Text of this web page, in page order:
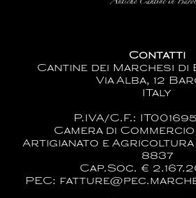
Contatti
Cantine dei Marchesi di
Via Alba, 12
ITaly
P.IVA/C.F.:
Camera di
Artigianato e Agricoltura
8837
Cap.Soc. €
PEC: